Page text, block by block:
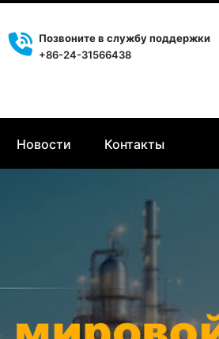
Позвоните в службу поддержки
+86-24-31566438
Новости Контакты